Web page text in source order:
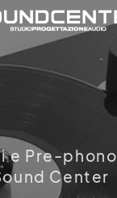
e Pre-phono
Center